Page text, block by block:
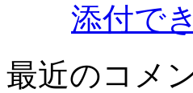
添付で
最近のコメ